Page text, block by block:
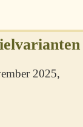
2025,